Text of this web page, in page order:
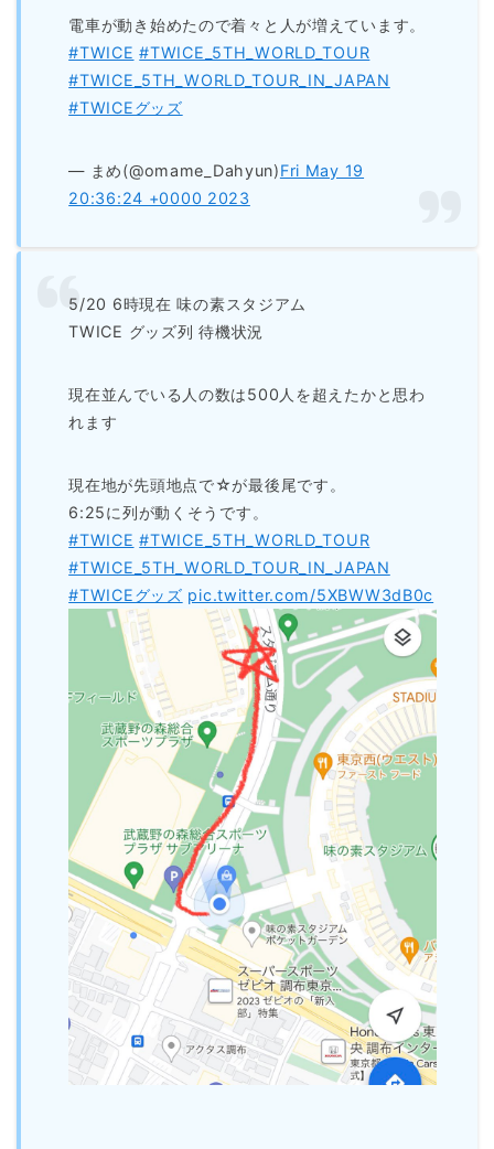
電車が動き始めたので着々と人が増えています。
#TWICE #TWICE_5TH_WORLD_TOUR
#TWICE_5TH_WORLD_TOUR_IN_JAPAN
#TWICEグッズ
— まめ(@omame_Dahyun)Fri May 19
20:36:24 +0000 2023
5/20 6時現在 味の素スタジアム
TWICE グッズ列 待機状況
現在並んでいる人の数は500人を超えたかと思わ
れます
現在地が先頭地点で☆が最後尾です。
6:25に列が動くそうです。
#TWICE #TWICE_5TH_WORLD_TOUR
#TWICE_5TH_WORLD_TOUR_IN_JAPAN
#TWICEグッズ pic.twitter.com/5XBWW3dB0c